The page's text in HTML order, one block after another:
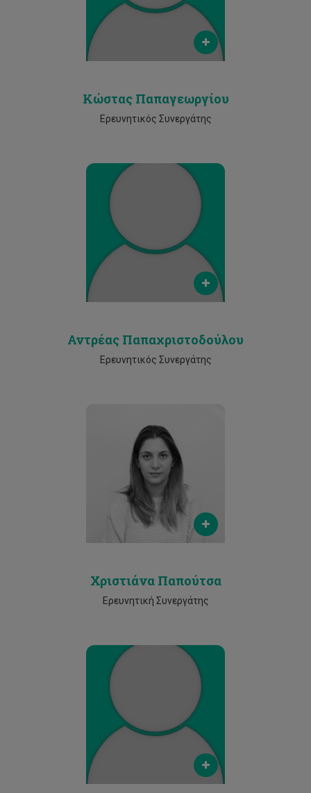
Κώστας Παπαγεωργίου
Ερευνητικός Συνεργάτης
andreas.papachristodoulou@cut.ac.cy
Αντρέας Παπαχριστοδούλου
Ερευνητικός Συνεργάτης
Email
christiana.papoutsa@cut.ac.cy
Phone
25002354
Χριστιάνα Παπούτσα
Ερευνητική Συνεργάτης
ioannis.pissourios@cut.ac.cy